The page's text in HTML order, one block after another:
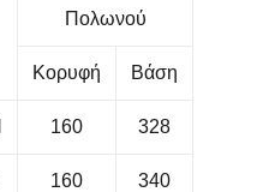
Πολωνού
Κορυφή Βάση
160 328
160 340